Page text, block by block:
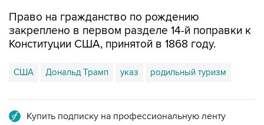
Право на гражданство по рождению
закреплено в первом разделе 14-й поправки к
Конституции США, принятой в 1868 году.
США Дональд Трамп указ родильный туризм
Купить подписку на профессиональную ленту